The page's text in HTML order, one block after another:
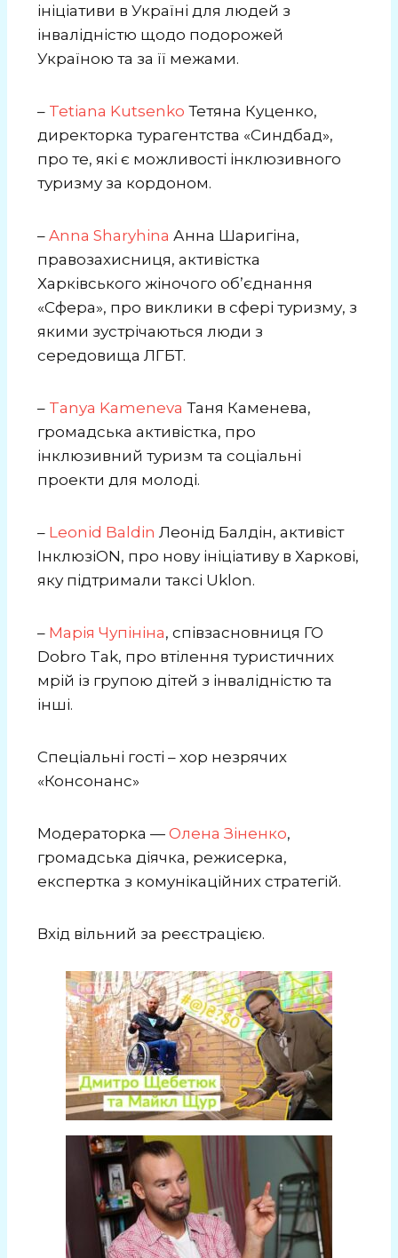
ініціативи в Україні для людей з
інвалідністю щодо подорожей
Україною та за її межами.
– Tetiana Kutsenko Тетяна Куценко,
директорка турагентства «Синдбад»,
про те, які є можливості інклюзивного
туризму за кордоном.
– Anna Sharyhina Анна Шаригіна,
правозахисниця, активістка
Харківського жіночого обʼєднання
«Сфера», про виклики в сфері туризму, з
якими зустрічаються люди з
середовища ЛГБТ.
– Tanya Kameneva Таня Каменева,
громадська активістка, про
інклюзивний туризм та соціальні
проекти для молоді.
– Leonid Baldin Леонід Балдін, активіст
ІнклюзіON, про нову ініціативу в Харкові,
яку підтримали таксі Uklon.
– Марія Чупініна, співзасновниця ГО
Dobro Tak, про втілення туристичних
мрій із групою дітей з інвалідністю та
інші.
Спеціальні гості – хор незрячих
«Консонанс»
Модераторка — Олена Зіненко,
громадська діячка, режисерка,
експертка з комунікаційних стратегій.
Вхід вільний за реєстрацією.